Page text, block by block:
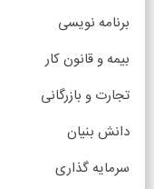
برنامه نویسی
بیمه و قانون کار
تجارت و بازرگانی
دانش بنیان
سرمایه گذاری